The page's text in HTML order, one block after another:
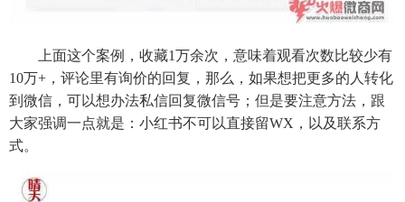
上面这个案例，收藏1万余次，意味着观看次数比较少有
10万+，评论里有询价的回复，那么，如果想把更多的人转化
到微信，可以想办法私信回复微信号；但是要注意方法，跟
大家强调一点就是：小红书不可以直接留WX，以及联系方
式。